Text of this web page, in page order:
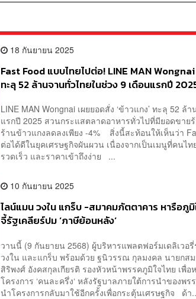
18 กันยายน 2025
Fast Food แบบไทยไปต่อ! LINE MAN
ทะลุ 52 ล้านจานทั่วไทยในช่วง 9 เดือนแรกปี
LINE MAN Wongnai เผยยอดสั่ง ‘ข้าวแกง’ ทะลุ 52 ล้
แรกปี 2025 สวนกระแสตลาดอาหารทั่วไปที่มียอดขาย
ร้านข้าวแกงลดลงเพียง -4% สิ่งนี้สะท้อนให้เห็นว่า
ต่อได้ดีในยุคเศรษฐกิจผันผวน เนื่องจากเป็นเมนูที่คนไ
รวดเร็ว และราคาเข้าถึงง่าย ...
10 กันยายน 2025
ไลน์แมน วงใน แกร็บ -สมาคมภัตตาคาร หารือภูมิ
จี้รัฐเคลียร์ปม ‘ภาษีย้อนหลัง‘
วานนี้ (9 กันยายน 2568) ผู้บริหารแพลตฟอร์มเดลิเวอ
วงใน และแกร็บ พร้อมด้วย ฐนิวรรณ กุลมงคล นายกส
สิริพงศ์ อังคสกุลเกียรติ รองหัวหน้าพรรคภูมิใจไทย เพื่
โครงการ ‘คนละครึ่ง‘ หลังรัฐบาลภายใต้การนำของพร
นำโครงการกลับมาใช้อีกครั้งเพื่อกระตุ้นเศรษฐกิจ ด้า